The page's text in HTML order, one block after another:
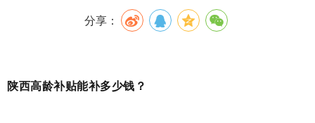
分享：
陕西高龄补贴能补多少钱？